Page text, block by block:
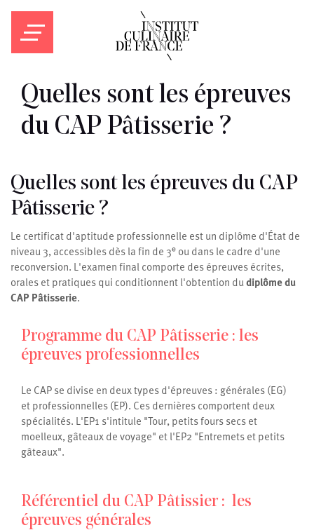
Quelles sont les épreuves
du CAP Pâtisserie ?
Quelles sont les épreuves du CAP
Pâtisserie ?
Le certificat d'aptitude professionnelle est un diplôme d'État de
niveau 3, accessibles dès la fin de 3ᵉ ou dans le cadre d'une
reconversion. L'examen final comporte des épreuves écrites,
orales et pratiques qui conditionnent l'obtention dudiplôme du
CAP Pâtisserie.
Programme du CAP Pâtisserie : les
épreuves professionnelles
Le CAP se divise en deux types d'épreuves : générales (EG)
et professionnelles (EP). Ces dernières comportent deux
spécialités. L'EP1 s'intitule "Tour, petits fours secs et
moelleux, gâteaux de voyage" et l'EP2 "Entremets et petits
gâteaux".
Référentiel du CAP Pâtissier : les
épreuves générales